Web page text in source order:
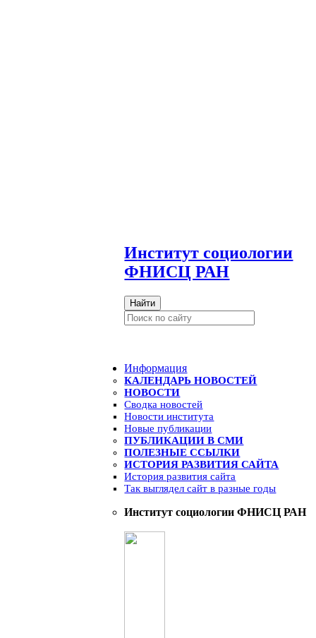
Институт социологии
ФНИСЦ РАН
Найти
Информация
КАЛЕНДАРЬ НОВОСТЕЙ
НОВОСТИ
Сводка новостей
Новости института
Новые публикации
ПУБЛИКАЦИИ В СМИ
ПОЛЕЗНЫЕ ССЫЛКИ
ИСТОРИЯ РАЗВИТИЯ САЙТА
История развития сайта
Так выглядел сайт в разные годы
Институт социологии ФНИСЦ РАН